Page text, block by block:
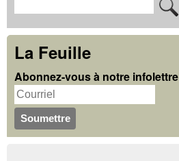
F
o
r
m
u
l
e
c
h
e
r
c
La Feuille
Abonnez-vous à notre infolettre